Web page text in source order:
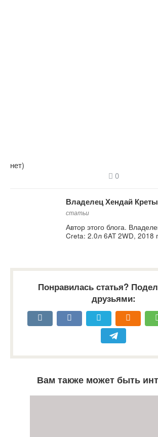
нет)
0
Владелец Хендай Креты
статьи
Автор этого блога.
Creta: 2.0л 6AT 2WD, 2018
Понравилась статья?
друзьями:
Вам также может быть